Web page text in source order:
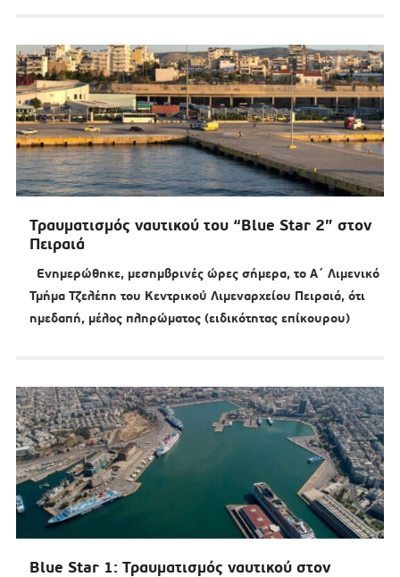
Τραυματισμός ναυτικού του “Blue Star 2” στον
Πειραιά
Ενημερώθηκε, μεσημβρινές ώρες σήμερα, το Α΄ Λιμενικό
Τμήμα Τζελέπη του Κεντρικού Λιμεναρχείου Πειραιά, ότι
ημεδαπή, μέλος πληρώματος (ειδικότητας επίκουρου)
Blue Star 1: Τραυματισμός ναυτικού στον